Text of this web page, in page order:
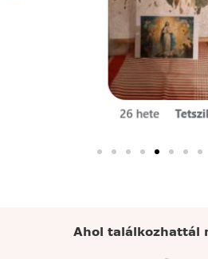
Ahol találkozhattál